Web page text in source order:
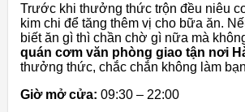
Trước khi thưởng thức trộn đều niêu
kim chi để tăng thêm vị cho bữa ăn.
biết ăn gì thì chần chờ gì nữa mà
quán cơm văn phòng giao tận nơi
thưởng thức, chắc chắn không làm
Giờ mở cửa: 09:30 – 22:00